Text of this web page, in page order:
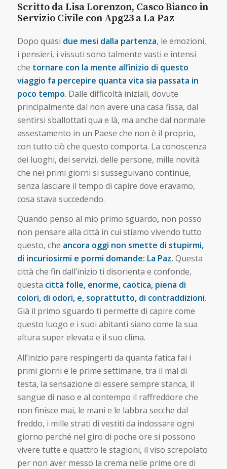
Scritto da Lisa Lorenzon, Casco Bianco in
Servizio Civile con Apg23 a La Paz
Dopo quasi due mesi dalla partenza, le emozioni,
i pensieri, i vissuti sono talmente vasti e intensi
che tornare con la mente all’inizio di questo
viaggio fa percepire quanta vita sia passata in
poco tempo. Dalle difficoltà iniziali, dovute
principalmente dal non avere una casa fissa, dal
sentirsi sballottati qua e là, ma anche dal normale
assestamento in un Paese che non è il proprio,
con tutto ciò che questo comporta. La conoscenza
dei luoghi, dei servizi, delle persone, mille novità
che nei primi giorni si susseguivano continue,
senza lasciare il tempo di capire dove eravamo,
cosa stava succedendo.
Quando penso al mio primo sguardo,non posso
non pensare alla città in cui stiamo vivendo tutto
questo, che ancora oggi non smette di stupirmi,
di incuriosirmi e pormi domande: La Paz. Questa
città che fin dall’inizio ti disorienta e confonde,
questa città folle, enorme, caotica, piena di
colori, di odori, e, soprattutto, di contraddizioni.
Già il primo sguardo ti permette di capire come
questo luogo e i suoi abitanti siano come la sua
altura super elevata e il suo clima.
All’inizio pare respingerti da quanta fatica fai i
primi giorni e le prime settimane, tra il mal di
testa, la sensazione di essere sempre stanca, il
sangue di naso e al contempo il raffreddore che
non finisce mai, le mani e le labbra secche dal
freddo, i mille strati di vestiti da indossare ogni
giorno perché nel giro di poche ore si possono
vivere tutte e quattro le stagioni, il viso screpolato
per non aver messo la crema nelle prime ore di